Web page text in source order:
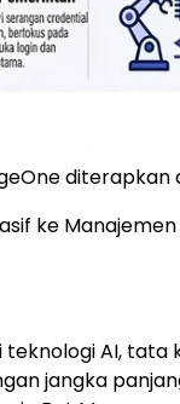
diterapkan
ke
AI, tata
jangka